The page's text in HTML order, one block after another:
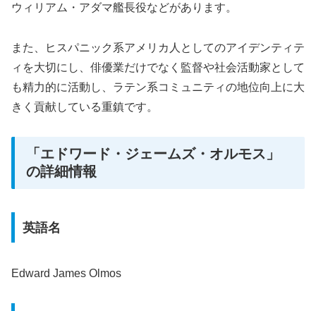
ウィリアム・アダマ艦長役などがあります。
また、ヒスパニック系アメリカ人としてのアイデンティテ
ィを大切にし、俳優業だけでなく監督や社会活動家として
も精力的に活動し、ラテン系コミュニティの地位向上に大
きく貢献している重鎮です。
「エドワード・ジェームズ・オルモス」
の詳細情報
英語名
Edward James Olmos